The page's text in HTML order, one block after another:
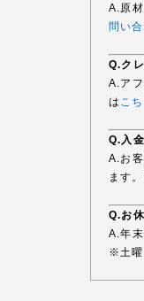
A.原
問い
Q.ク
A.ア
は こ
Q.入
A.お
ます
Q.お
A.年
※土曜